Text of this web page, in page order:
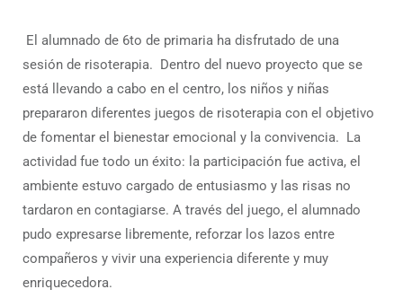
El alumnado de 6to de primaria ha disfrutado de una
sesión de risoterapia. Dentro del nuevo proyecto que se
está llevando a cabo en el centro, los niños y niñas
prepararon diferentes juegos de risoterapia con el objetivo
de fomentar el bienestar emocional y la convivencia. La
actividad fue todo un éxito: la participación fue activa, el
ambiente estuvo cargado de entusiasmo y las risas no
tardaron en contagiarse. A través del juego, el alumnado
pudo expresarse libremente, reforzar los lazos entre
compañeros y vivir una experiencia diferente y muy
enriquecedora.